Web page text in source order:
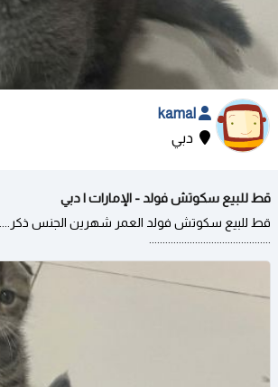
دبي
قط للبيع سكوتش فولد - الإمارات | دبي
قط للبيع سكوتش فولد العمر شهرين الجنس ذكر......